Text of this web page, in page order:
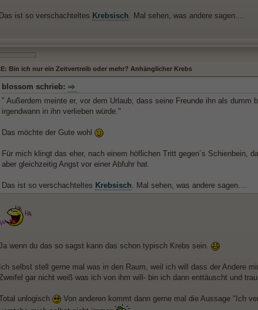
Das ist so verschachteltes Krebsisch. Mal sehen, was andere sagen....
Bin ich nur ein Zeitvertreib oder mehr? Anhänglicher Krebs
blossom schrieb:
" Außerdem meinte er, vor dem Urlaub, dass seine Freunde ihn als
irgendwann in ihn verlieben würde."
Das möchte der Gute wohl
Für mich klingt das eher, nach einem höflichen Tritt gegen´s Schienbein,
aber gleichzeitig Angst vor einer Abfuhr hat.
Das ist so verschachteltes Krebsisch . Mal sehen, was andere sagen....
wenn du das so sagst kann das schon typisch Krebs sein.
Ich selbst stell gerne mal was in den Raum, weil ich will dass der Andere
gar nicht weiß was ich von ihm will- bin ich dann enttäuscht und
unlogisch
Von anderen kommt dann gerne mal die Aussage "Ich